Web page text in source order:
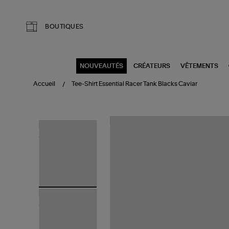
BOUTIQUES
NOUVEAUTÉS CRÉATEURS VÊTEMENTS
Accueil Tee-Shirt Essential Racer Tank Blacks Caviar